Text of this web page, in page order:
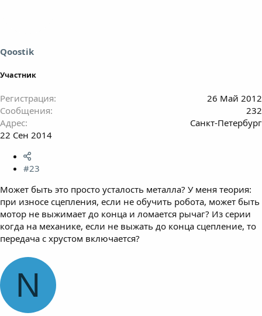
Qoostik
Участник
Регистрация
26 Май 2012
Сообщения
232
Адрес
Санкт-Петербург
22 Сен 2014
#23
Может быть это просто усталость металла? У меня теория:
при износе сцепления, если не обучить робота, может быть
мотор не выжимает до конца и ломается рычаг? Из серии
когда на механике, если не выжать до конца сцепление, то
передача с хрустом включается?
N